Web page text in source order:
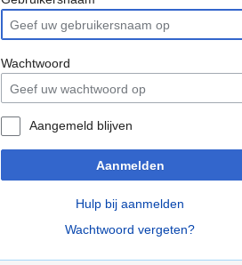
Wachtwoord
Aangemeld blijven
Aanmelden
Hulp bij aanmelden
Wachtwoord vergeten?